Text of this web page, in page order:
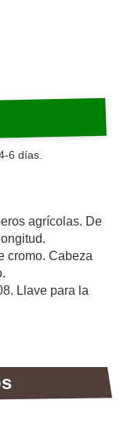
6 días.
agrícolas. De
cromo. Cabeza
Llave para la